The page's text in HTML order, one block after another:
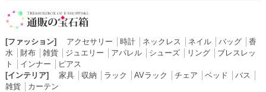
[ファッション] アクセサリー 時計│ ネックレス ネイル│ バッグ│ 香
水
財布│ 雑貨│ ジュエリー アパレル│ シューズ│ リング│ ブレスレッ
ト
インナー
ピアス
[インテリア]
家具│ 収納 ラック AVラック チェア ベッド バス
雑貨│ カーテン